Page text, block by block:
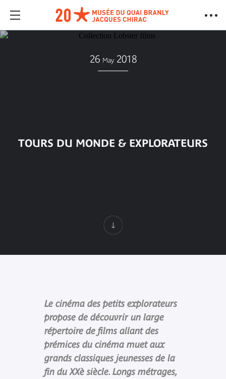
26 May 2018
TOURS DU MONDE & EXPLORATEURS
Le cinéma des petits explorateurs
propose de découvrir un large
répertoire de films allant des
prémices du cinéma muet aux
grands classiques jeunesses de la
fin du XXè siècle. Longs métrages,